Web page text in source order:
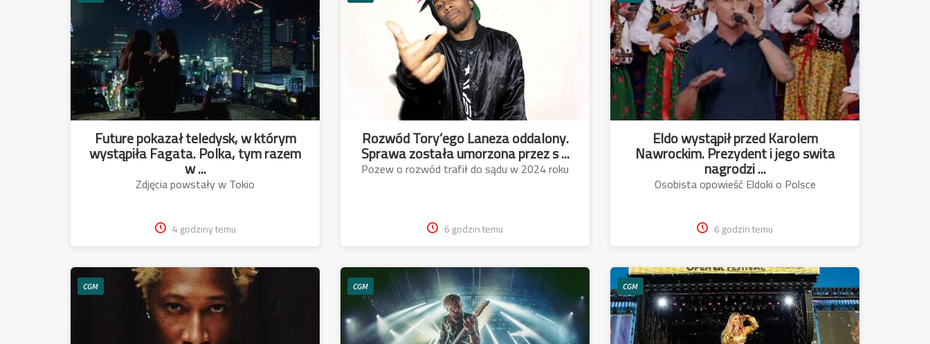
Future pokazał teledysk, w którym
wystąpiła Fagata. Polka, tym razem
w ...
Zdjęcia powstały w Tokio
4 godziny temu
Rozwód Tory’ego Laneza oddalony.
Sprawa została umorzona przez s ...
Pozew o rozwód trafił do sądu w 2024 roku
6 godzin temu
Eldo wystąpił przed Karolem
Nawrockim. Prezydent i jego swita
nagrodzi ...
Osobista opowieść Eldoki o Polsce
6 godzin temu
CGM CGM CGM